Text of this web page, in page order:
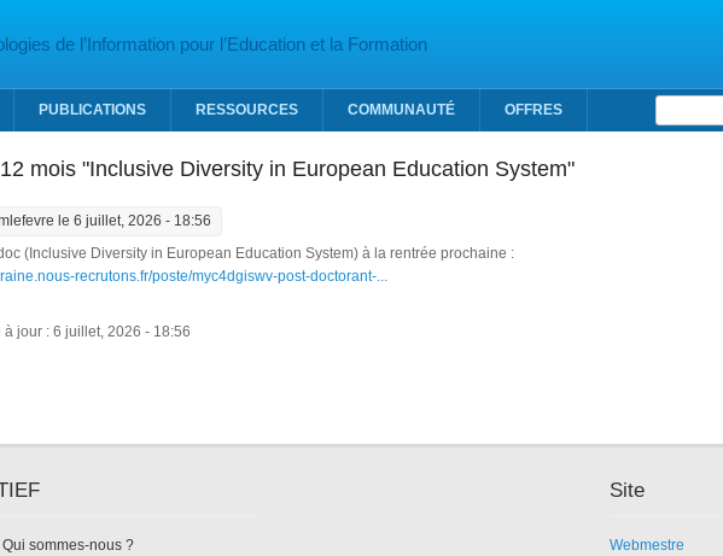
de l’Information pour l’Education et la Formation
PUBLICATIONS RESSOURCES COMMUNAUTÉ OFFRES
mois "Inclusive Diversity in European Education System"
le 6 juillet, 2026 - 18:56
(Inclusive Diversity in European Education System) à la rentrée prochaine :
recrutons.fr/poste/myc4dgiswv-post-doctorant-...
à jour : 6 juillet, 2026 - 18:56
Qui sommes-nous ?
Site
Webmestre